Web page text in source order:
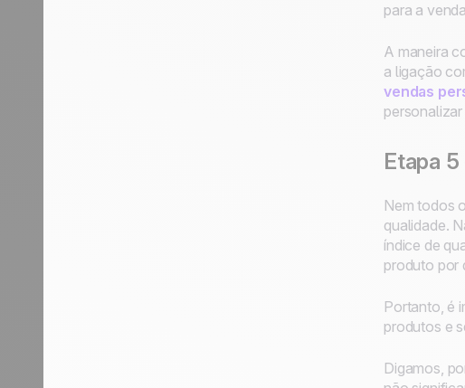
para a
A maneira
a ligação
vendas
Etapa
Nem todos
qualidade.
índice de
produto por
Portanto, é
produtos e
Digamos,